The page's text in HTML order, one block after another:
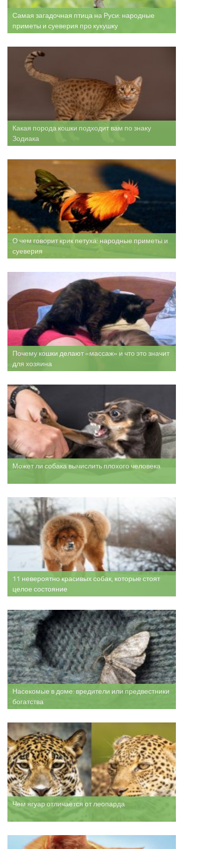
Самая загадочная птица на Руси: народные
приметы и суеверия про кукушку
Какая порода кошки подходит вам по знаку
Зодиака
О чем говорит крик петуха: народные приметы и
суеверия
Почему кошки делают «массаж» и что это значит
для хозяина
Может ли собака вычислить плохого человека
11 невероятно красивых собак, которые стоят
целое состояние
Насекомые в доме: вредители или предвестники
богатства
Чем ягуар отличается от леопарда